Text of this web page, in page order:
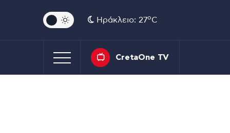
Ηράκλειο: 27oC
CretaOne TV